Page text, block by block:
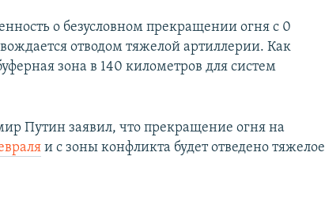
о безусловном прекращении огня с 0
отводом тяжелой артиллерии. Как
зона в 140 километров для систем
Путин заявил, что прекращение огня на
и с зоны конфликта будет отведено тяжелое